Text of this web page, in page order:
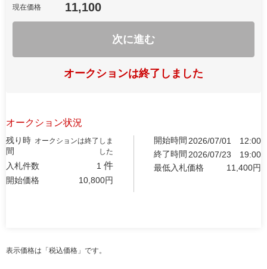
現在価格 11,100
次に進む
オークションは終了しました
オークション状況
残り時
間
オークションは終了しま
した
入札件数 1 件
開始価格 10,800円
開始時間 2026/07/01
12:00
終了時間 2026/07/23
19:00
最低入札価格
11,400円
表示価格は「税込価格」です。